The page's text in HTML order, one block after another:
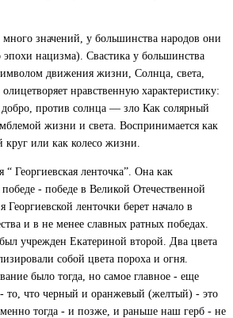
значений, у большинства народов они
нацизма). Свастика у большинства
движения жизни, Солнца, света,
нравственную характеристику:
против солнца — зло Как солярный
жизни и света. Воспринимается как
или как колесо жизни.
“ Георгиевская ленточка”. Она как
- победе в Великой Отечественной
ленточки берет начало в
и в не менее славных ратных победах.
учрежден Екатериной второй. Два цвета
собой цвета пороха и огня.
было тогда, но самое главное - еще
то, что черный и оранжевый (желтый) - это
тогда - и позже, и раньше наш герб - не